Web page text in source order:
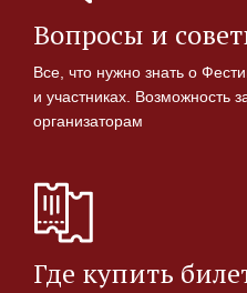
Вопросы и
Все, что нужно знать о
и участниках. Возможность
организаторам
Где купить